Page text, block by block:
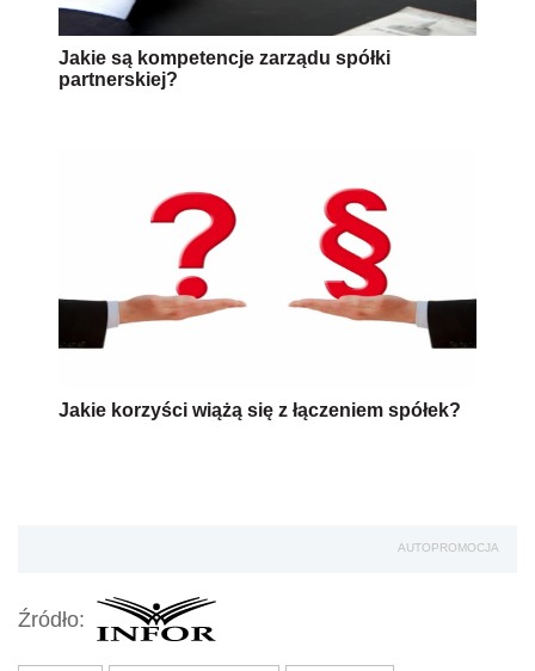
Jakie są kompetencje zarządu spółki
partnerskiej?
Jakie korzyści wiążą się z łączeniem spółek?
AUTOPROMOCJA
Źródło: